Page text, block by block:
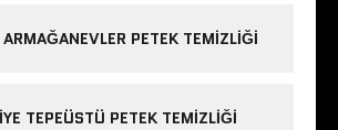
PETEK TEMIZLIĞI
TEPEÜSTÜ PETEK TEMIZLIĞI